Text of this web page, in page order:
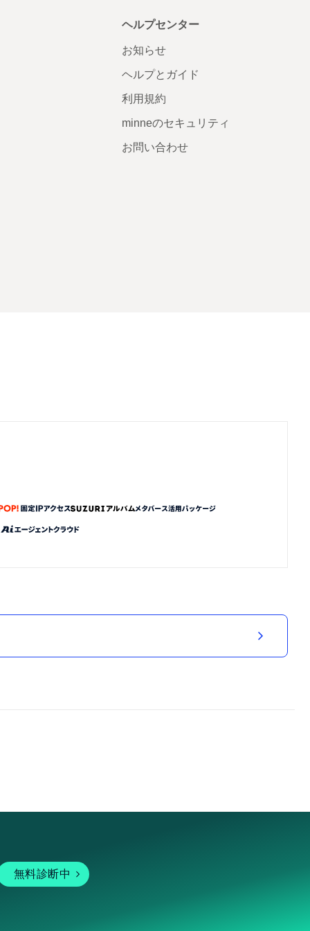
ヘルプセンター
お知らせ
ヘルプとガイド
利用規約
minneのセキュリティ
お問い合わせ
無料診断中